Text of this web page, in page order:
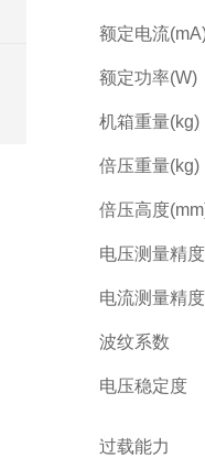
额定电流
额定功率(W)
机箱重量(kg)
倍压重量(kg)
倍压高度
电压测量精度
电流测量精度
波纹系数
电压稳定度
过载能力